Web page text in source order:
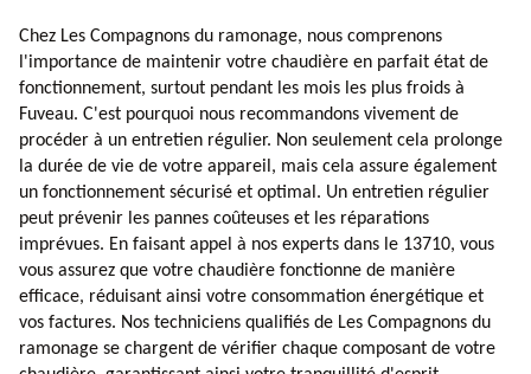
Chez Les Compagnons du ramonage, nous comprenons
l'importance de maintenir votre chaudière en parfait état de
fonctionnement, surtout pendant les mois les plus froids à
Fuveau. C'est pourquoi nous recommandons vivement de
procéder à un entretien régulier. Non seulement cela prolonge
la durée de vie de votre appareil, mais cela assure également
un fonctionnement sécurisé et optimal. Un entretien régulier
peut prévenir les pannes coûteuses et les réparations
imprévues. En faisant appel à nos experts dans le 13710, vous
vous assurez que votre chaudière fonctionne de manière
efficace, réduisant ainsi votre consommation énergétique et
vos factures. Nos techniciens qualifiés de Les Compagnons du
ramonage se chargent de vérifier chaque composant de votre